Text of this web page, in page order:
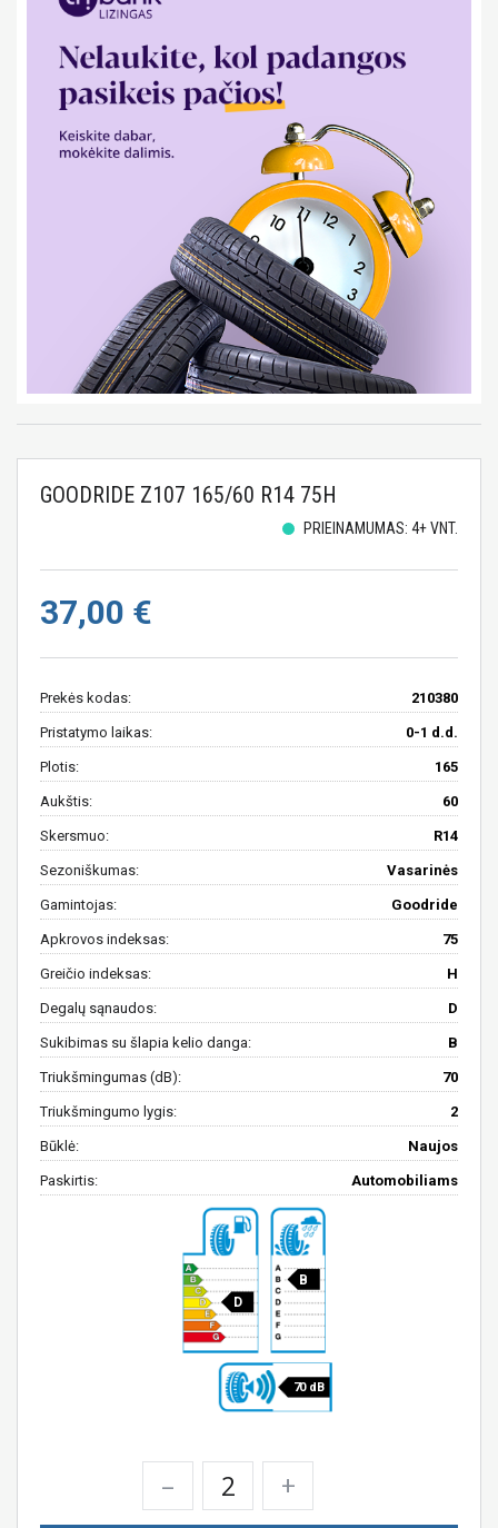
GOODRIDE Z107 165/60 R14 75H
PRIEINAMUMAS: 4+ VNT.
37,00 €
Prekės kodas: 210380
Pristatymo laikas: 0-1 d.d.
Plotis: 165
Aukštis: 60
Skersmuo: R14
Sezoniškumas: Vasarinės
Gamintojas: Goodride
Apkrovos indeksas: 75
Greičio indeksas: H
Degalų sąnaudos: D
Sukibimas su šlapia kelio danga: B
Triukšmingumas (dB): 70
Triukšmingumo lygis: 2
Būklė: Naujos
Paskirtis: Automobiliams
D
B
70 dB
– +